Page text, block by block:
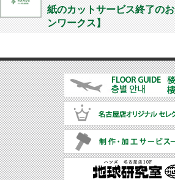
紙のカットサービス終了の
ンワークス】